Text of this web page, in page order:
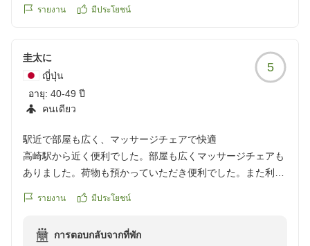
รายงาน มีประโยชน์
圭太に
ญี่ปุ่น
อายุ: 40-49 ปี
คนเดียว
5
駅近で部屋も広く、マッサージチェアで快適
高崎駅から近く便利でした。部屋も広くマッサージチェアも
ありました。荷物も預かっていただき便利でした。また利用
クチコミの詳細はこちらから
reviewId=33123478327410
รายงาน มีประโยชน์
การตอบกลับจากที่พัก